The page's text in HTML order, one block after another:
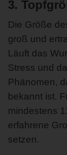
3.
Die Größe
groß und
Läuft das
Stress und
Phänomen,
bekannt ist.
mindestens
erfahrene
setzen.